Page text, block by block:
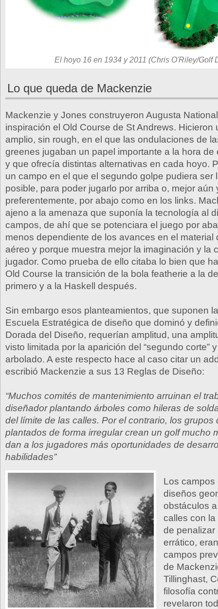
El hoyo 16 en 1934 y 2011 (Chris O'Riley/Golf
Lo que queda de Mackenzie
Mackenzie y Jones construyeron Augusta
inspiración el Old Course de St Andrews. Hicieron
amplio, sin rough, en el que las ondulaciones de
greenes jugaban un papel importante a la hora de
y que ofrecía distintas alternativas en cada hoyo.
un campo en el que el segundo golpe pudiera ser
posible, para poder jugarlo por arriba o, mejor aún
preferentemente, por abajo como en los links.
ajeno a la amenaza que suponía la tecnología al
campos, de ahí que se potenciara el juego por
menos dependiente de los avances en el material
aéreo y porque muestra mejor la imaginación y la
jugador. Como prueba de ello citaba lo bien que
Old Course la transición de la bola featherie a la
primero y a la Haskell después.
Sin embargo esos planteamientos, que suponen
Escuela Estratégica de diseño que dominó y
Dorada del Diseño, requerían amplitud, una
visto limitada por la aparición del “segundo corte”
arbolado. A este respecto hace al caso citar un
escribió Mackenzie a sus 13 Reglas de Diseño:
“Muchos comités de mantenimiento arruinan el
diseñador plantando árboles como hileras de
del límite de las calles. Por el contrario, los grupos
plantados de forma irregular crean un golf mucho
dan a los jugadores más oportunidades de
habilidades”
Los campos
diseños
obstáculos
calles con
de penalizar
errático,
campos
de
Tillinghast,
filosofía
revelaron